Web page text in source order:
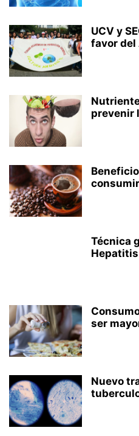
UCV y
favor del
prevenir
Técnica
Hepatitis
ser
Nuevo